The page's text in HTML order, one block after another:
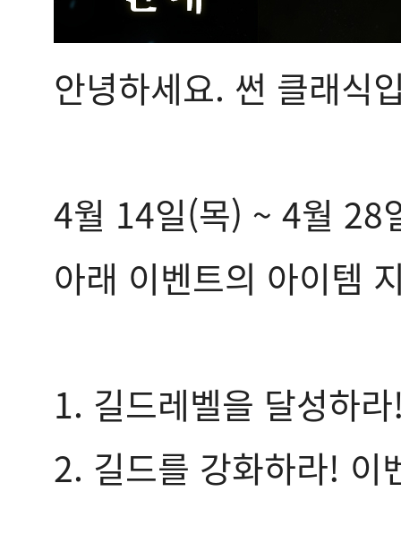
안녕하세요. 썬 클래식
4월 14일(목) ~ 4월 28
아래 이벤트의 아이템
1. 길드레벨을 달성하
2. 길드를 강화하라! 이